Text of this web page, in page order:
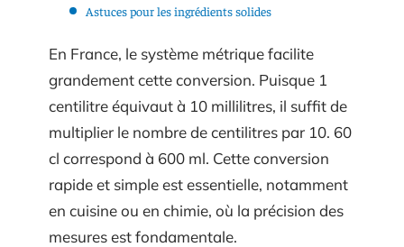
Astuces pour les ingrédients solides
En France, le système métrique facilite
grandement cette conversion. Puisque 1
centilitre équivaut à 10 millilitres, il suffit de
multiplier le nombre de centilitres par 10. 60
cl correspond à 600 ml. Cette conversion
rapide et simple est essentielle, notamment
en cuisine ou en chimie, où la précision des
mesures est fondamentale.